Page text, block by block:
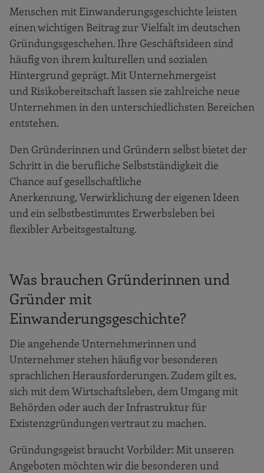
Menschen mit Einwanderungsgeschichte leisten
einen wichtigen Beitrag zur Vielfalt im deutschen
Gründungsgeschehen. Ihre Geschäftsideen sind
häufig von ihrem kulturellen und sozialen
Hintergrund geprägt. Mit Unternehmergeist
und Risikobereitschaft lassen sie zahlreiche neue
Unternehmen in den unterschiedlichsten Bereichen
entstehen.
Den Gründerinnen und Gründern selbst bietet der
Schritt in die berufliche Selbstständigkeit die
Chance auf gesellschaftliche
Anerkennung, Verwirklichung der eigenen Ideen
und ein selbstbestimmtes Erwerbsleben bei
flexibler Arbeitsgestaltung.
Was brauchen Gründerinnen und
Gründer mit
Einwanderungsgeschichte?
Die angehende Unternehmerinnen und
Unternehmer stehen häufig vor besonderen
sprachlichen Herausforderungen. Zudem gilt es,
sich mit dem Wirtschaftsleben, dem Umgang mit
Behörden oder auch der Infrastruktur für
Existenzgründungen vertraut zu machen.
Gründungsgeist braucht Vorbilder: Mit unseren
Angeboten möchten wir die besonderen und